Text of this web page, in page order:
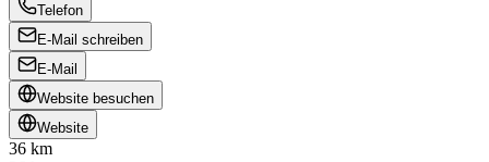
Telefon
E-Mail schreiben
E-Mail
Website besuchen
Website
36 km